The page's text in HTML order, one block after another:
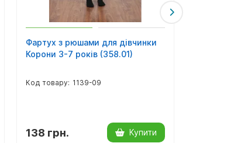
Фартух з рюшами для дівчинки
Корони 3-7 років (358.01)
1139-09
138 грн. Купити